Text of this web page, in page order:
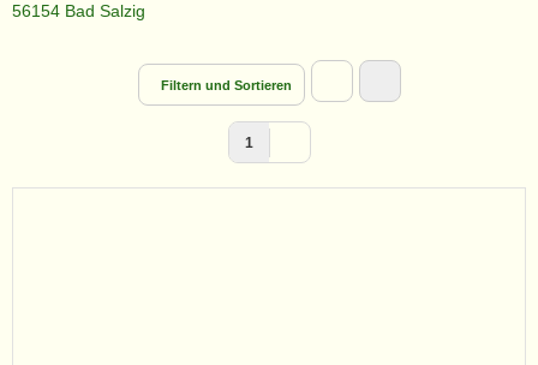
56154 Bad Salzig
Filtern und Sortieren
1